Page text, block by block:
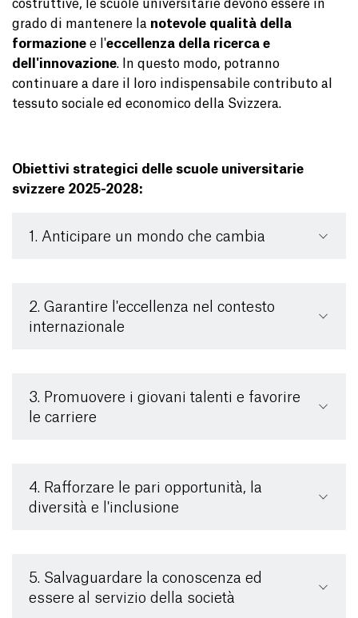
costruttive, le scuole universitarie devono essere in
grado di mantenere la notevole qualità della
formazione e l'eccellenza della ricerca e
dell'innovazione. In questo modo, potranno
continuare a dare il loro indispensabile contributo al
tessuto sociale ed economico della Svizzera.
Obiettivi strategici delle scuole universitarie
svizzere 2025-2028:
1. Anticipare un mondo che cambia
2. Garantire l'eccellenza nel contesto
internazionale
3. Promuovere i giovani talenti e favorire
le carriere
4. Rafforzare le pari opportunità, la
diversità e l'inclusione
5. Salvaguardare la conoscenza ed
essere al servizio della società